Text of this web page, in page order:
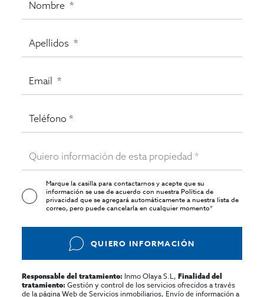
Marque la casilla para contactarnos y acepte que su
información se use de acuerdo con nuestraPolítica de
privacidadque se agregará automáticamente a nuestra lista de
correo, pero puede cancelarla en cualquier momento*
QUIERO INFORMACIÓN
Responsable del tratamiento: Inmo Olaya S.L,Finalidad del
tratamiento: Gestión y control de los servicios ofrecidos a través
de la página Web de Servicios inmobiliarios, Envío de información a